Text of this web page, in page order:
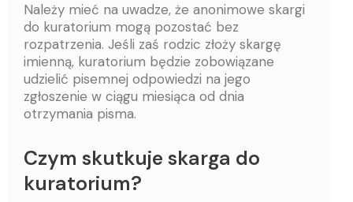
Należy mieć na uwadze, że anonimowe skargi
do kuratorium mogą pozostać bez
rozpatrzenia. Jeśli zaś rodzic złoży skargę
imienną, kuratorium będzie zobowiązane
udzielić pisemnej odpowiedzi na jego
zgłoszenie w ciągu miesiąca od dnia
otrzymania pisma.
Czym skutkuje skarga do
kuratorium?